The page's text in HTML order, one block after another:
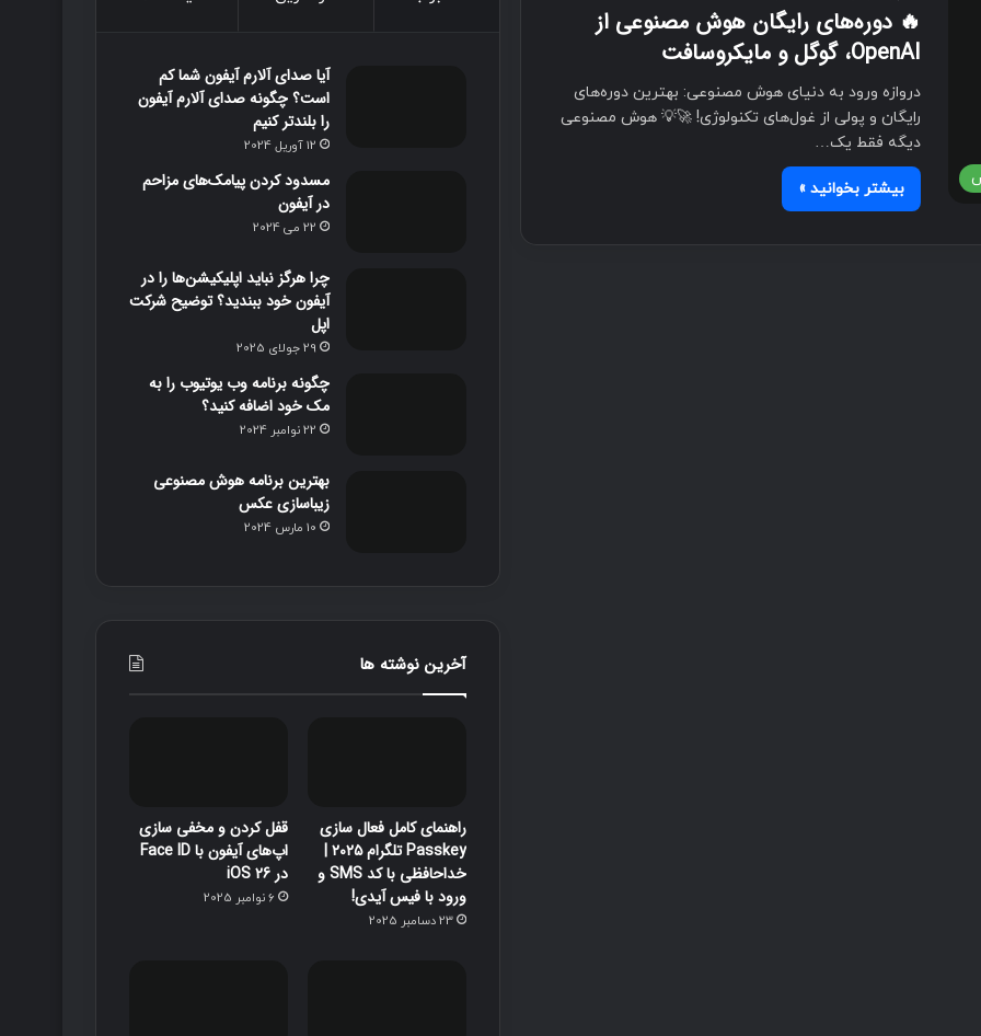
🔥 دوره‌های رایگان هوش مصنوعی از
OpenAI، گوگل و مایکروسافت
دروازه ورود به دنیای هوش مصنوعی: بهترین دوره‌های
رایگان و پولی از غول‌های تکنولوژی! 🚀💡 هوش مصنوعی
دیگه فقط یک…
بیشتر بخوانید »
ب
ا
گ
ر
ا
م
آیا صدای آلارم آیفون شما کم
است؟ چگونه صدای آلارم آیفون
را بلندتر کنیم
12 آوریل 2024
مسدود کردن پیامک‌های مزاحم
در آیفون
22 می 2024
چرا هرگز نباید اپلیکیشن‌ها را در
آیفون خود ببندید؟ توضیح شرکت
اپل
29 جولای 2025
چگونه برنامه وب یوتیوب را به
مک خود اضافه کنید؟
22 نوامبر 2024
بهترین برنامه‌ هوش مصنوعی
زیباسازی عکس
10 مارس 2024
آخرین نوشته ها
راهنمای کامل فعال سازی
Passkey تلگرام ۲۰۲۵ |
خداحافظی با کد SMS و
ورود با فیس آیدی!
23 دسامبر 2025
قفل‌ کردن و مخفی‌ سازی
اپ‌های آیفون با Face ID
در iOS 26
6 نوامبر 2025